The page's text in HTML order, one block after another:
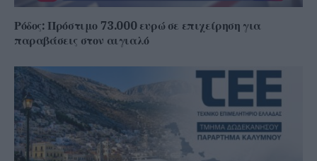
Ρόδος: Πρόστιμο 73.000 ευρώ σε επιχείρηση για
παραβάσεις στον αιγιαλό